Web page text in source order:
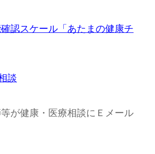
認スケール「あたまの健康チ
談
が健康・医療相談にＥメール